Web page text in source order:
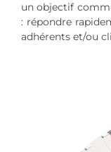
un objectif
: répondre
adhérents et/ou